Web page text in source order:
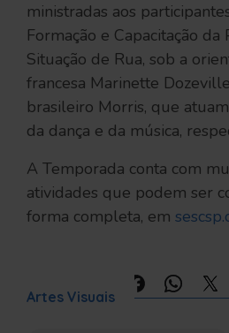
ministradas aos
Formação e Capacitação
Situação de Rua, sob a
francesa Marinette
brasileiro Morris, que
da dança e da música,
A Temporada conta com
atividades que podem ser
forma completa, em
Artes Visuais